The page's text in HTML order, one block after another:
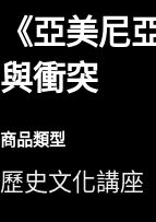
《亞美尼
與衝突
商品類型
歷史文化講座